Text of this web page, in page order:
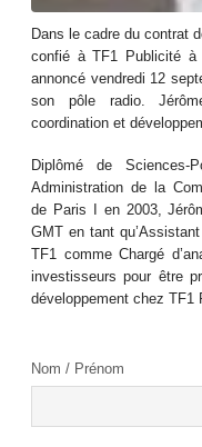
Dans le cadre du contrat
confié à TF1 Publicité
annoncé vendredi 12
son pôle radio.
coordination et
Diplômé de
Administration de la
de Paris I en 2003,
GMT en tant
TF1 comme Chargé
investisseurs pour être
développement chez TF1
Nom / Prénom